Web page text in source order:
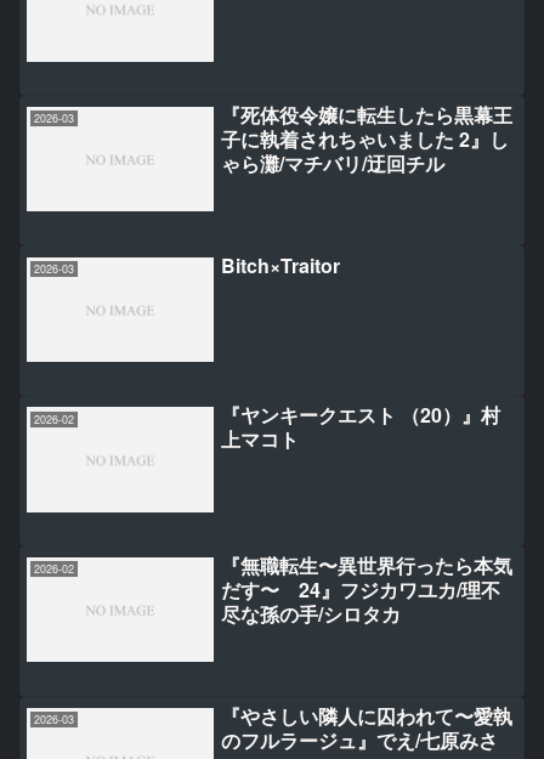
2026-03
『死体役令嬢に転生したら黒幕王
子に執着されちゃいました 2』し
ゃら灘/マチバリ/迂回チル
2026-03 Bitch×Traitor
2026-02
『ヤンキークエスト （20）』村
上マコト
2026-02
『無職転生〜異世界行ったら本気
だす〜 24』フジカワユカ/理不
尽な孫の手/シロタカ
2026-03
『やさしい隣人に囚われて〜愛執
のフルラージュ』でえ/七原みさ